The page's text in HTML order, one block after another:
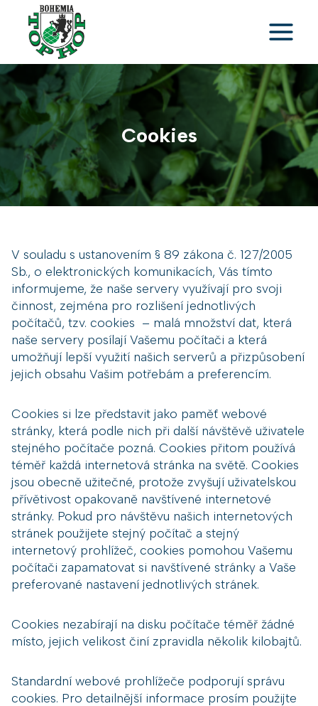
content
Cookies
V souladu s ustanovením § 89 zákona č. 127/2005
Sb., o elektronických komunikacích, Vás tímto
informujeme, že naše servery využívají pro svoji
činnost, zejména pro rozlišení jednotlivých
počítačů, tzv. cookies – malá množství dat, která
naše servery posílají Vašemu počítači a která
umožňují lepší využití našich serverů a přizpůsobení
jejich obsahu Vašim potřebám a preferencím.
Cookies si lze představit jako paměť webové
stránky, která podle nich při další návštěvě uživatele
stejného počítače pozná. Cookies přitom používá
téměř každá internetová stránka na světě. Cookies
jsou obecně užitečné, protože zvyšují uživatelskou
přívětivost opakovaně navštívené internetové
stránky. Pokud pro návštěvu našich internetových
stránek použijete stejný počítač a stejný
internetový prohlížeč, cookies pomohou Vašemu
počítači zapamatovat si navštívené stránky a Vaše
preferované nastavení jednotlivých stránek.
Cookies nezabírají na disku počítače téměř žádné
místo, jejich velikost činí zpravidla několik kilobajtů.
Standardní webové prohlížeče podporují správu
cookies. Pro detailnější informace prosím použijte